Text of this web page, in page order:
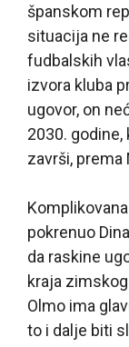
španskom
situacija ne
fudbalskih
izvora kluba
ugovor, on
2030.
završi, prema
pokrenuo
da raskine
kraja
Olmo ima
to i dalje biti